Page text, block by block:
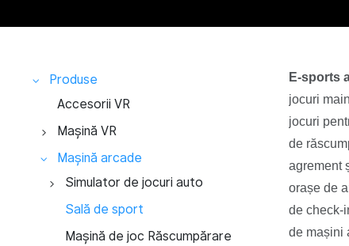
Produse
Accesorii VR
Mașină VR
Cinema 9D VR
Cinema VR 9D cu 1 loc
Cinema VR 9D cu 2 locuri
Cinema VR 9D cu 3 locuri
Simulator VR
Simulator VR 360
Simulator de curse VR
Parc tematic VR
Platforma HTC VR
Mașină arcade
Simulator de jocuri auto
Simulator de curse cu 3
Sală de sport
Mașină de joc Răscumpărare
E-sports
jocuri
jocuri
de
agrement
orașe de
de check-
de mașini